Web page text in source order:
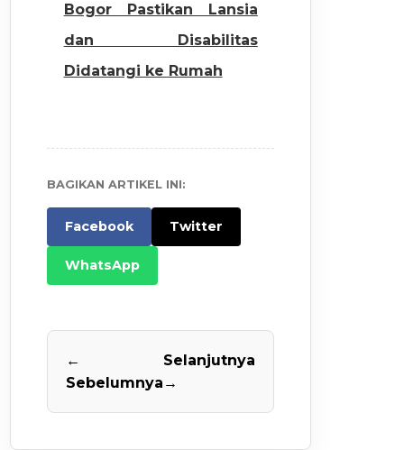
Bogor Pastikan Lansia
dan Disabilitas
Didatangi ke Rumah
BAGIKAN ARTIKEL INI:
Facebook Twitter
WhatsApp
←
Sebelumnya
Selanjutnya
→